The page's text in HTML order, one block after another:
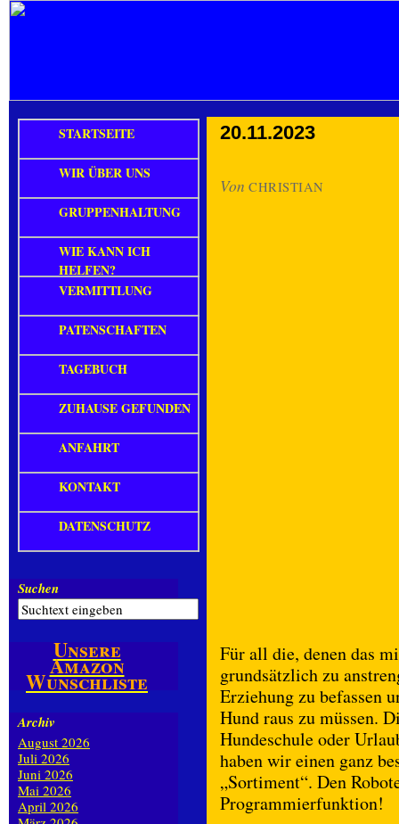
20.11.2023
Von CHRISTIAN
Für all die, denen das
grundsätzlich zu
Erziehung zu befassen
Hund raus zu müssen.
Hundeschule oder
haben wir einen ganz
„Sortiment“. Den
Programmierfunktion!
STARTSEITE
WIR ÜBER UNS
GRUPPENHALTUNG
WIE KANN ICH
HELFEN?
VERMITTLUNG
PATENSCHAFTEN
TAGEBUCH
ZUHAUSE GEFUNDEN
ANFAHRT
KONTAKT
DATENSCHUTZ
Suchen
Unsere
Amazon
Wunschliste
Archiv
August 2026
Juli 2026
Juni 2026
Mai 2026
April 2026